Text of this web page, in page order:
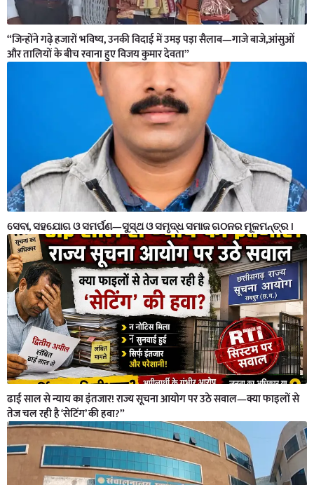
“जिन्होंने गढ़े हजारों भविष्य, उनकी विदाई में उमड़ पड़ा सैलाब—गाजे बाजे,आंसुओं
और तालियों के बीच रवाना हुए विजय कुमार देवता”
ସେବା, ସହଯୋଗ ଓ ସମର୍ପଣ—ସୁସ୍ଥ ଓ ସମୃଦ୍ଧ ସମାଜ ଗଠନର ମୂଳମନ୍ତ୍ର ।
ढाई साल से न्याय का इंतजार! राज्य सूचना आयोग पर उठे सवाल—क्या फाइलों से
तेज चल रही है ‘सेटिंग’ की हवा?”